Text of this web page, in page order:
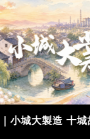
小城大製造 十城